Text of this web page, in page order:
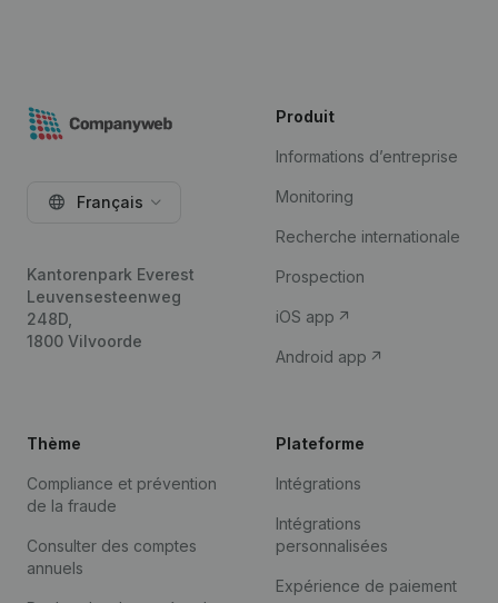
Français
Kantorenpark Everest
Leuvensesteenweg
248D,
1800 Vilvoorde
Produit
Informations d’entreprise
Monitoring
Recherche internationale
Prospection
iOS app
Android app
Thème
Compliance et prévention
de la fraude
Consulter des comptes
annuels
Plateforme
Intégrations
Intégrations
personnalisées
Expérience de paiement